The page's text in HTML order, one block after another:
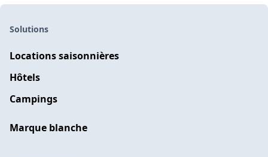
Solutions
Locations saisonnières
Hôtels
Campings
Marque blanche